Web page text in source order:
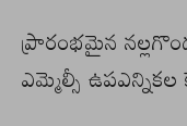
ప్రారంభమైన
ఎమ్మెల్సీ